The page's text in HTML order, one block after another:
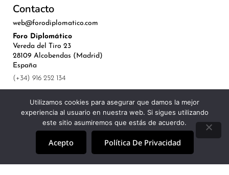
Contacto
web@forodiplomatico.com
Foro Diplomático
Vereda del Tiro 23
28109 Alcobendas (Madrid)
España
(+34) 916 252 134
Utilizamos cookies para asegurar que damos la mejor
experiencia al usuario en nuestra web. Si sigues utilizando
este sitio asumiremos que estás de acuerdo.
Acepto Política De Privacidad